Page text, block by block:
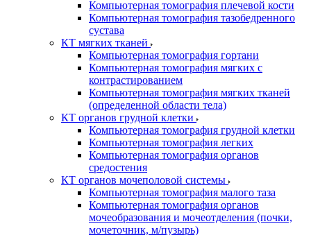
Компьютерная томография плечевой кости
Компьютерная томография тазобедренного
сустава
КТ мягких тканей
Компьютерная томография гортани
Компьютерная томография мягких с
контрастированием
Компьютерная томография мягких тканей
(определенной области тела)
КТ органов грудной клетки
Компьютерная томография грудной клетки
Компьютерная томография легких
Компьютерная томография органов
средостения
КТ органов мочеполовой системы
Компьютерная томография малого таза
Компьютерная томография органов
мочеобразования и мочеотделения (почки,
мочеточник, м/пузырь)